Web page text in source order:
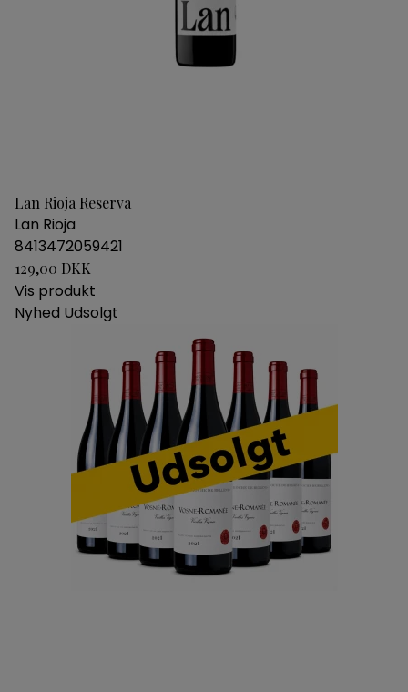
Lan Rioja Reserva
Lan Rioja
8413472059421
129,00 DKK
Vis produkt
Nyhed Udsolgt